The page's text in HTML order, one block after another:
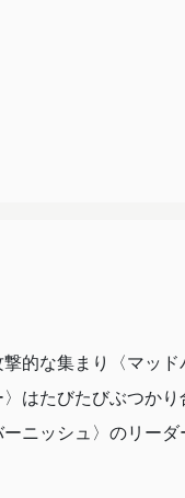
うかCGチックである
ザは丸いけどな！
いる人間だというの
いくらいに馬鹿では
勢がとても良い。リ
しているクレイに対
的な集まり〈マッド
はたびたびぶつか
ニッシュ〉のリー